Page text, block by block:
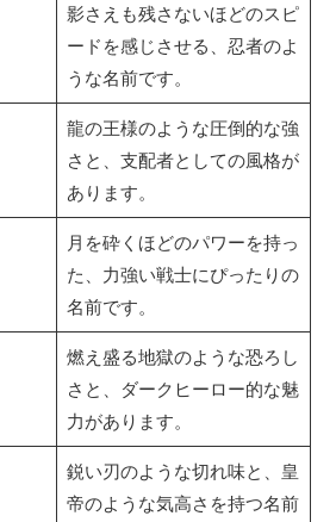
影さえも残さないほどのスピ
ードを感じさせる、忍者のよ
うな名前です。
龍の王様のような圧倒的な強
さと、支配者としての風格が
あります。
月を砕くほどのパワーを持っ
た、力強い戦士にぴったりの
名前です。
燃え盛る地獄のような恐ろし
さと、ダークヒーロー的な魅
力があります。
鋭い刃のような切れ味と、皇
帝のような気高さを持つ名前